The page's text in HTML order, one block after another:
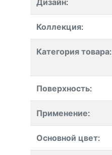
Дизайн:
Коллекция:
Категория товара:
Поверхность:
Применение:
Основной цвет: